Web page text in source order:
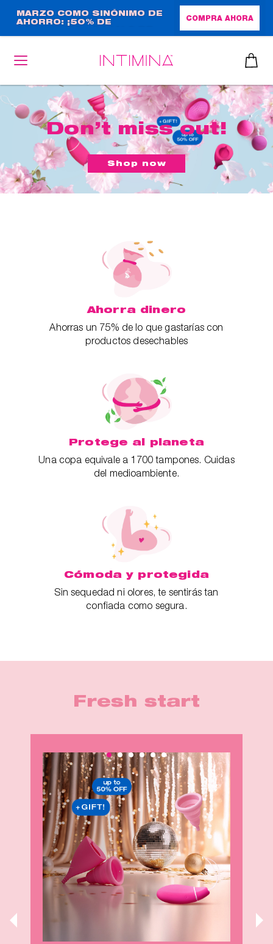
contenido
principal
MARZO COMO SINÓNIMO DE
AHORRO: ¡50% DE
TAMAÑO NORMAL!
COMPRA AHORA
Don’t miss out!
Shop now
Ahorra dinero
Ahorras un 75% de lo que gastarías con
productos desechables
Protege al planeta
Una copa equivale a 1700 tampones. Cuidas
del medioambiente.
Cómoda y protegida
Sin sequedad ni olores, te sentirás tan
confiada como segura.
Fresh start